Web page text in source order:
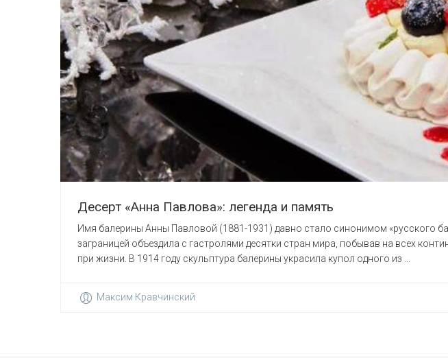
Десерт «Анна Павлова»: легенда и память
Имя балерины Анны Павловой (1881-1931) давно стало синонимом «русского
заграницей объездила с гастролями десятки стран мира, побывав на всех
при жизни. В 1914 году скульптура балерины украсила купол одного из ...
Максим Кравчинский